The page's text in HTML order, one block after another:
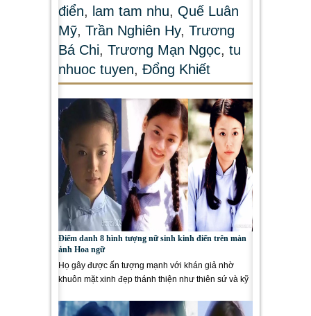
điển, lam tam nhu, Quế Luân
Mỹ, Trần Nghiên Hy, Trương
Bá Chi, Trương Mạn Ngọc, tu
nhuoc tuyen, Đổng Khiết
Điểm danh 8 hình tượng nữ sinh kinh điển trên màn
ảnh Hoa ngữ
Họ gây được ấn tượng mạnh với khán giả nhờ
khuôn mặt xinh đẹp thánh thiện như thiên sứ và kỹ